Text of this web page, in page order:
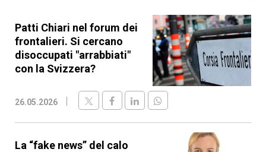
Patti Chiari nel forum dei
frontalieri. Si cercano
disoccupati "arrabbiati"
con la Svizzera?
26.05.2026
La “fake news” del calo